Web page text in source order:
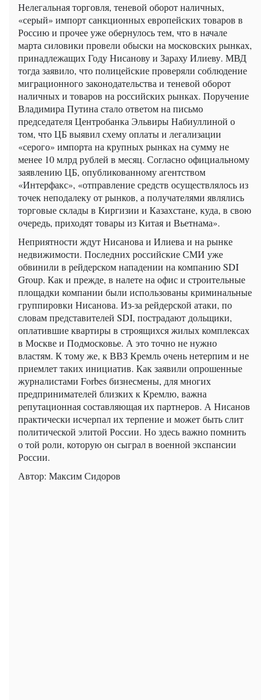
Нелегальная торговля, теневой оборот наличных,
«серый» импорт санкционных европейских товаров в
Россию и прочее уже обернулось тем, что в начале
марта силовики провели обыски на московских рынках,
принадлежащих Году Нисанову и Зараху Илиеву. МВД
тогда заявило, что полицейские проверяли соблюдение
миграционного законодательства и теневой оборот
наличных и товаров на российских рынках. Поручение
Владимира Путина стало ответом на письмо
председателя Центробанка Эльвиры Набиуллиной о
том, что ЦБ выявил схему оплаты и легализации
«серого» импорта на крупных рынках на сумму не
менее 10 млрд рублей в месяц. Согласно официальному
заявлению ЦБ, опубликованному агентством
«Интерфакс», «отправление средств осуществлялось из
точек неподалеку от рынков, а получателями являлись
торговые склады в Киргизии и Казахстане, куда, в свою
очередь, приходят товары из Китая и Вьетнама».
Неприятности ждут Нисанова и Илиева и на рынке
недвижимости. Последних российские СМИ уже
обвинили в рейдерском нападении на компанию SDI
Group. Как и прежде, в налете на офис и строительные
площадки компании были использованы криминальные
группировки Нисанова. Из-за рейдерской атаки, по
словам представителей SDI, пострадают дольщики,
оплатившие квартиры в строящихся жилых комплексах
в Москве и Подмосковье. А это точно не нужно
властям. К тому же, к ВВЗ Кремль очень нетерпим и не
приемлет таких инициатив. Как заявили опрошенные
журналистами Forbes бизнесмены, для многих
предпринимателей близких к Кремлю, важна
репутационная составляющая их партнеров. А Нисанов
практически исчерпал их терпение и может быть слит
политической элитой России. Но здесь важно помнить
о той роли, которую он сыграл в военной экспансии
России.
Автор: Максим Сидоров